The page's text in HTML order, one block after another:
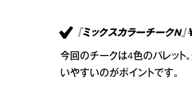
『ミックスカラーチークN』
今回のチークは4色のパレット
いやすいのがポイントです。